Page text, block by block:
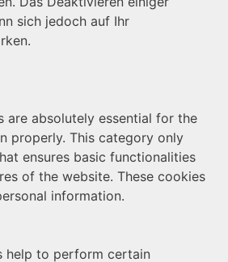
sich jedoch auf Ihr
are absolutely essential for the
properly. This category only
ensures basic functionalities
of the website. These cookies
information.
help to perform certain